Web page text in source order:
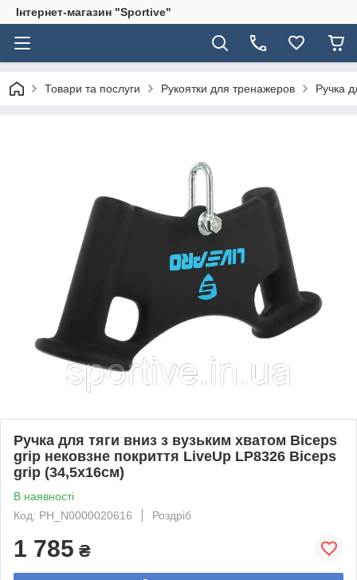
Інтернет-магазин "Sportive"
Товари та послуги Рукоятки для тренажеров Ручка
Ручка для тяги вниз з вузьким хватом Biceps
grip нековзне покриття LiveUp LP8326 Biceps
grip (34,5х16см)
В наявності
Код: PH_N0000020616
Роздріб
1 785 ₴